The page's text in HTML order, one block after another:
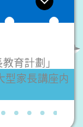
育計劃」
型家長講座内